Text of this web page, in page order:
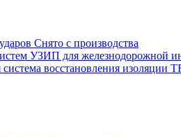
Снято с производства
УЗИП для железнодорожной
восстановления изоляции